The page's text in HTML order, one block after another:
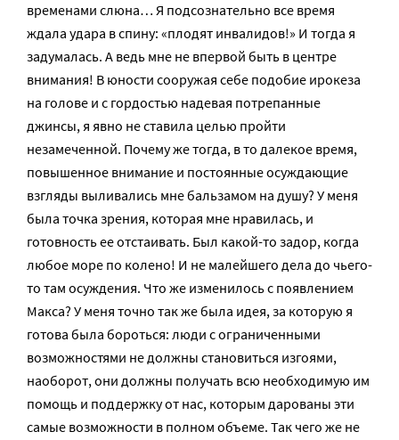
временами слюна… Я подсознательно все время
ждала удара в спину: «плодят инвалидов!» И тогда я
задумалась. А ведь мне не впервой быть в центре
внимания! В юности сооружая себе подобие ирокеза
на голове и с гордостью надевая потрепанные
джинсы, я явно не ставила целью пройти
незамеченной. Почему же тогда, в то далекое время,
повышенное внимание и постоянные осуждающие
взгляды выливались мне бальзамом на душу? У меня
была точка зрения, которая мне нравилась, и
готовность ее отстаивать. Был какой-то задор, когда
любое море по колено! И не малейшего дела до чьего-
то там осуждения. Что же изменилось с появлением
Макса? У меня точно так же была идея, за которую я
готова была бороться: люди с ограниченными
возможностями не должны становиться изгоями,
наоборот, они должны получать всю необходимую им
помощь и поддержку от нас, которым дарованы эти
самые возможности в полном объеме. Так чего же не